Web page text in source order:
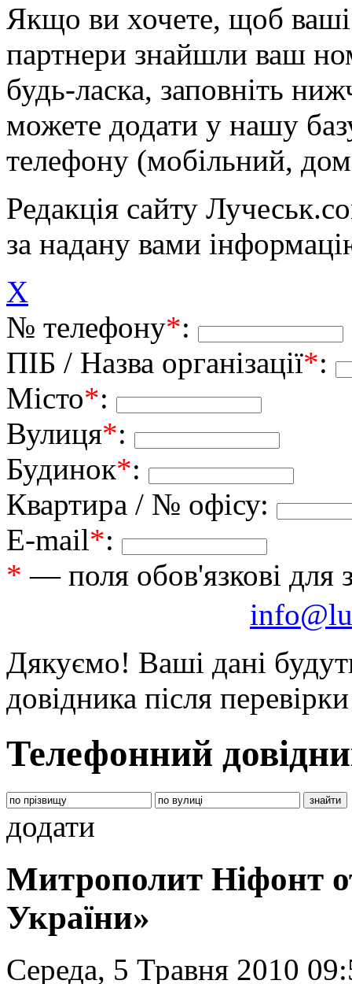
Якщо ви хочете, щоб ваші
партнери знайшли ваш
будь-ласка, заповніть
можете додати у нашу
телефону (мобільний,
Редакція сайту
за надану вами
X
№ телефону*:
ПІБ / Назва організації*:
Місто*:
Вулиця*:
Будинок*:
Квартира / № офісу:
E-mail*:
* — поля обов'язкові для
Дякуємо! Ваші дані
довідника після
Телефонний
додати
Митрополит Ніфонт
України»
Середа, 5 Травня 2010